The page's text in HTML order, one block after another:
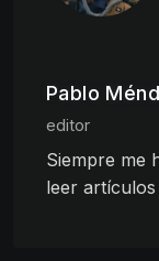
Pablo
editor
Siempre me
leer